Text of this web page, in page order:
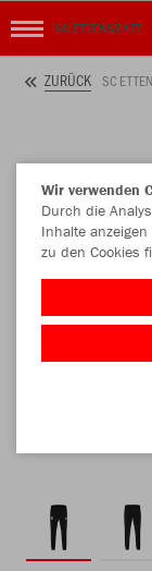
SC ETTENSTATT
ZURÜCK SC
Wir verwenden
Durch die
Inhalte
zu den Cookies